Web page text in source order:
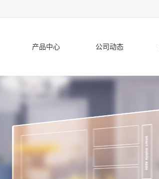
产品中心 公司动态